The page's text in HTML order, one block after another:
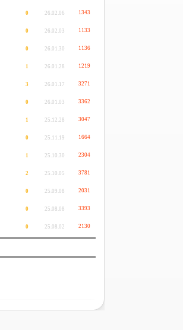
0 26.02.06 1343
0 26.02.03 1133
0 26.01.30 1136
1 26.01.28 1219
3 26.01.17 3271
0 26.01.03 3362
1 25.12.28 3047
0 25.11.19 1664
1 25.10.30 2304
2 25.10.05 3781
0 25.09.08 2031
0 25.08.08 3393
0 25.08.02 2130